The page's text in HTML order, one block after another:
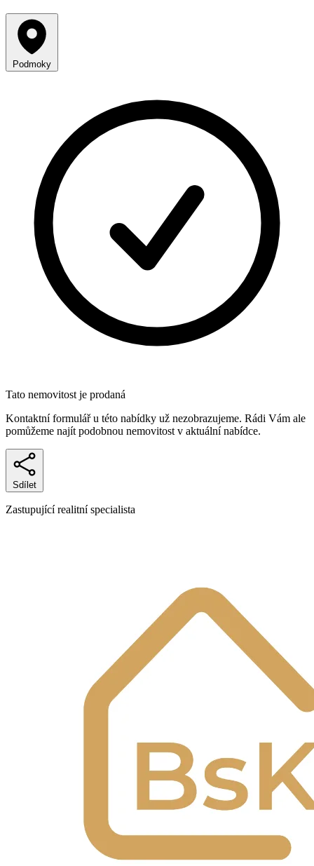
Podmoky
Tato nemovitost je prodaná
Kontaktní formulář u této nabídky už nezobrazujeme. Rádi Vám ale
pomůžeme najít podobnou nemovitost v aktuální nabídce.
Sdílet
Zastupující realitní specialista